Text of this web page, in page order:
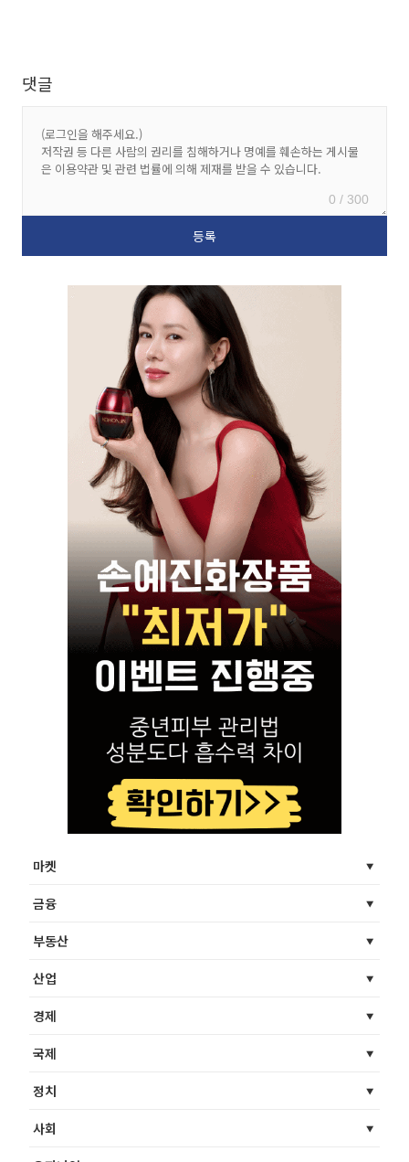
댓글
0 / 300
마켓
금융
부동산
산업
경제
국제
정치
사회